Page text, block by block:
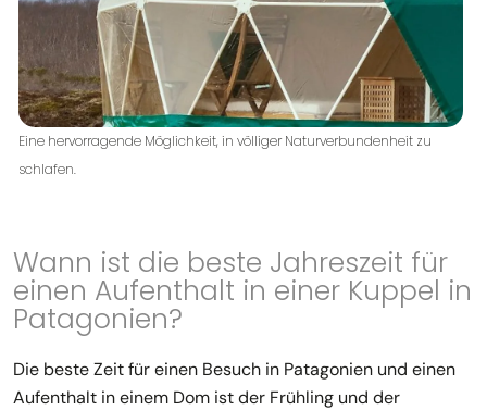
Eine hervorragende Möglichkeit, in völliger Naturverbundenheit zu
schlafen.
Wann ist die beste Jahreszeit für
einen Aufenthalt in einer Kuppel in
Patagonien?
Die beste Zeit für einen Besuch in Patagonien und einen
Aufenthalt in einem Dom ist der Frühling und der